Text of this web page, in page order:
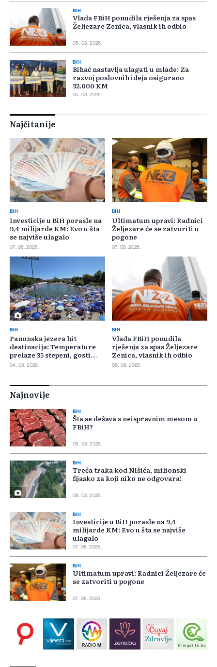
BIH
Vlada FBiH ponudila rješenja za spas
Željezare Zenica, vlasnik ih odbio
05. 08. 2026.
BIH
Bihać nastavlja ulagati u mlade: Za
razvoj poslovnih ideja osigurano
32.000 KM
05. 08. 2026.
Najčitanije
BIH
Investicije u BiH porasle na
9,4 milijarde KM: Evo u šta
se najviše ulagalo
07. 08. 2026.
BIH
Ultimatum upravi: Radnici
Željezare će se zatvoriti u
pogone
07. 08. 2026.
BIH
Panonska jezera hit
destinacija: Temperature
prelaze 35 stepeni, gosti
pristižu iz cijele regije
04. 08. 2026.
BIH
Vlada FBiH ponudila
rješenja za spas Željezare
Zenica, vlasnik ih odbio
05. 08. 2026.
Najnovije
BIH
Šta se dešava s neispravnim mesom u
FBiH?
09. 08. 2026.
BIH
Treća traka kod Nišića, milionski
fijasko za koji niko ne odgovara!
08. 08. 2026.
BIH
Investicije u BiH porasle na 9,4
milijarde KM: Evo u šta se najviše
ulagalo
07. 08. 2026.
BIH
Ultimatum upravi: Radnici Željezare će
se zatvoriti u pogone
07. 08. 2026.